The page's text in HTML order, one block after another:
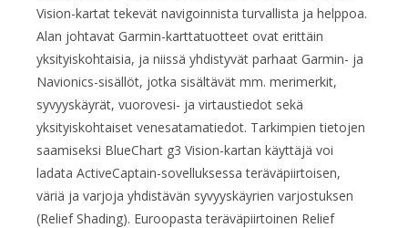
Vision-kartat tekevät navigoinnista turvallista ja helppoa.
Alan johtavat Garmin-kartta­tuotteet ovat erittäin
yksityiskohtaisia, ja niissä yhdistyvät parhaat Garmin- ja
Navionics-sisällöt, jotka sisältävät mm. merimerkit,
syvyyskäyrät, vuorovesi- ja virtaustiedot sekä
yksityiskohtaiset venesatama­tiedot. Tarkimpien tietojen
saamiseksi BlueChart g3 Vision-kartan käyttäjä voi
ladata ActiveCaptain-sovelluksessa teräväpiirtoisen,
väriä ja varjoja yhdistävän syvyyskäyrien varjostuksen
(Relief Shading). Euroopasta teräväpiirtoinen Relief